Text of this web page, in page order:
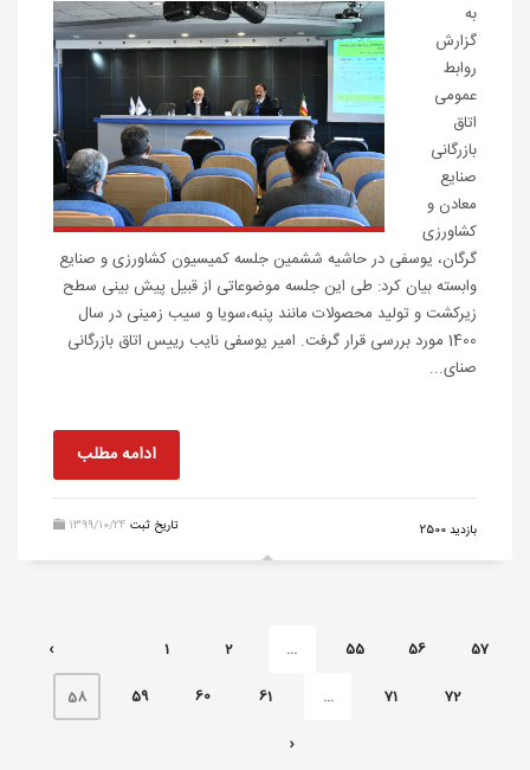
به
گزارش
روابط
عمومی
اتاق
بازرگانی
صنایع
معادن و
کشاورزی
گرگان، یوسفی در حاشیه ششمین جلسه کمیسیون کشاورزی و صنایع
وابسته بیان کرد: طی این جلسه موضوعاتی از قبیل پیش بینی سطح
زیرکشت و تولید محصولات مانند پنبه،سویا و سیب زمینی در سال
1400 مورد بررسی قرار گرفت. امیر یوسفی نایب رییس اتاق بازرگانی
صنای...
ادامه مطلب
1399/10/24 تاریخ ثبت بازدید 2500
‹ 1 2 ... 55 56 57
58 59 60 61 ... 71
72
›